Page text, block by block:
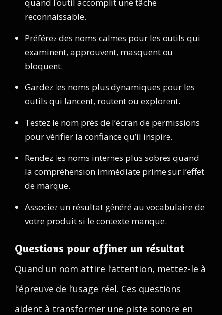
quand l’outil accomplit une tâche
reconnaissable.
Préférez des noms calmes pour les outils qui
examinent, approuvent, masquent ou
bloquent.
Gardez les noms plus dynamiques pour les
outils qui lancent, routent ou explorent.
Testez le nom près de l’écran de permissions
pour vérifier la confiance qu’il inspire.
Rendez les noms internes plus sobres quand
la compréhension immédiate prime sur l’effet
de marque.
Associez un résultat généré au vocabulaire de
votre produit si le contexte manque.
Questions pour affiner un résultat
Quand un nom attire l’attention, mettez-le à
l’épreuve de l’usage réel. Ces questions
aident à transformer une piste sonore en